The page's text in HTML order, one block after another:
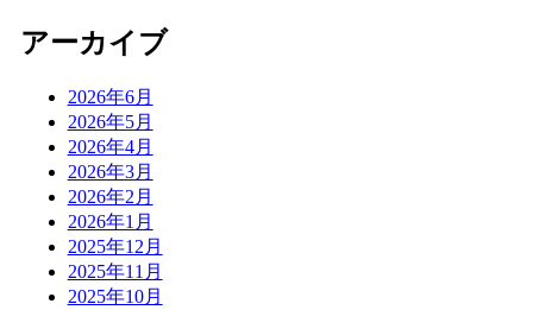
アーカイブ
2026年6月
2026年5月
2026年4月
2026年3月
2026年2月
2026年1月
2025年12月
2025年11月
2025年10月